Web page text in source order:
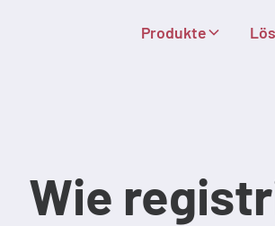
Produkte
Wie